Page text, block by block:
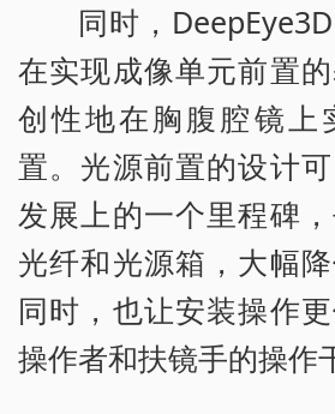
同时，
在实现成像单元前置
创性地在胸腹腔镜上
置。光源前置的设计
发展上的一个里程碑
光纤和光源箱，大幅
同时，也让安装操作
操作者和扶镜手的操作